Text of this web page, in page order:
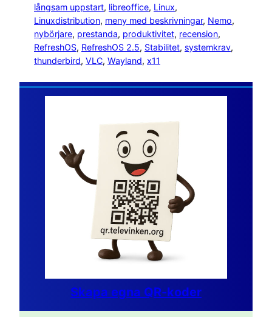
långsam uppstart, libreoffice, Linux
Linuxdistribution, meny med beskrivningar, Nemo
nybörjare, prestanda, produktivitet, recension
RefreshOS, RefreshOS 2.5, Stabilitet, systemkrav
thunderbird, VLC, Wayland, x11
Skapa egna QR-koder